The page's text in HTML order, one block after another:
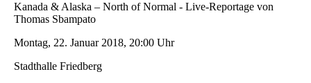
Kanada & Alaska – North of Normal - Live-Reportage von
Thomas Sbampato
Montag, 22. Januar 2018, 20:00 Uhr
Stadthalle Friedberg